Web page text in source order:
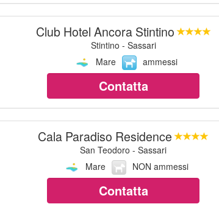
Club Hotel Ancora Stintino
Stintino - Sassari
Mare
ammessi
Contatta
Cala Paradiso Residence
San Teodoro - Sassari
Mare
NON ammessi
Contatta